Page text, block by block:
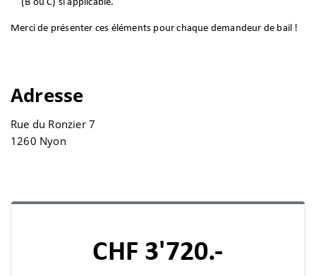
(B ou C) si applicable.
Merci de présenter ces éléments pour chaque demandeur de bail !
Adresse
Rue du Ronzier 7
1260 Nyon
CHF 3'720.-